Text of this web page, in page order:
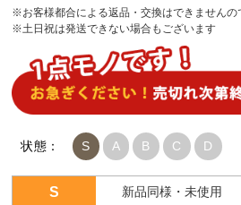
※お客様都合による返品・交換はできませんの
※土日祝は発送できない場合もございます
状態： S A B C D
S 新品同様・未使用